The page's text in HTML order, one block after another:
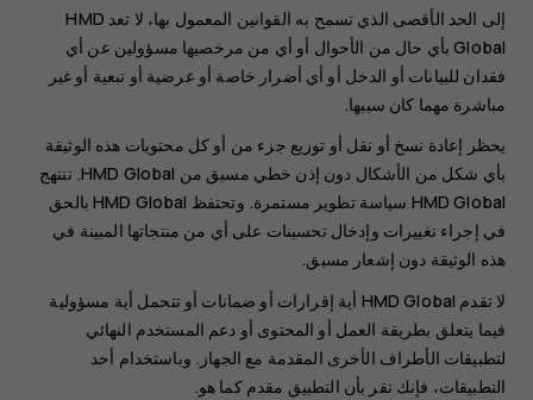
إلى الحد الأقصى الذي تسمح به القوانين المعمول بها، لا تعد HMD
Global بأي حال من الأحوال أو أي من مرخصيها مسؤولين عن أي
فقدان للبيانات أو الدخل أو أي أضرار خاصة أو عرضية أو تبعية أو غير
مباشرة مهما كان سببها.
يحظر إعادة نسخ أو نقل أو توزيع جزء من أو كل محتويات هذه الوثيقة
بأي شكل من الأشكال دون إذن خطي مسبق من HMD Global. تنتهج
HMD Global سياسة تطوير مستمرة. وتحتفظ HMD Global بالحق
في إجراء تغييرات وإدخال تحسينات على أي من منتجاتها المبينة في
هذه الوثيقة دون إشعار مسبق.
لا تقدم HMD Global أية إقرارات أو ضمانات أو تتحمل أية مسؤولية
فيما يتعلق بطريقة العمل أو المحتوى أو دعم المستخدم النهائي
لتطبيقات الأطراف الأخرى المقدمة مع الجهاز. وباستخدام أحد
التطبيقات، فإنك تقر بأن التطبيق مقدم كما هو.